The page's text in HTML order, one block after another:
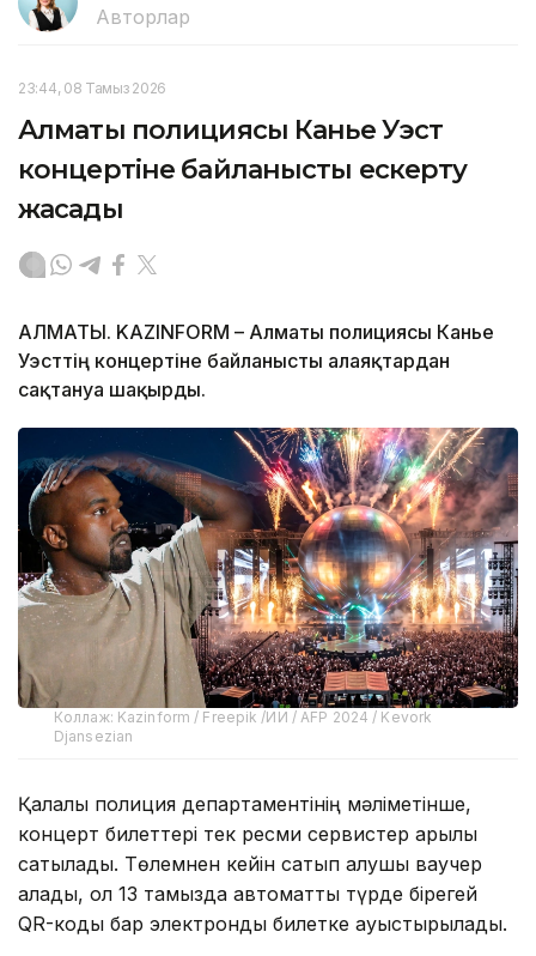
Авторлар
23:44, 08 Тамыз 2026
Алматы полициясы Канье Уэст
концертіне байланысты ескерту
жасады
АЛМАТЫ. KAZINFORM – Алматы полициясы Канье
Уэсттің концертіне байланысты алаяқтардан
сақтануға шақырды.
Коллаж: Kazinform / Freepik /ИИ / AFP 2024 / Kevork
Djansezian
Қалалық полиция департаментінің мәліметінше,
концерт билеттері тек ресми сервистер арқылы
сатылады. Төлемнен кейін сатып алушы ваучер
алады, ол 13 тамызда автоматты түрде бірегей
QR-коды бар электронды билетке ауыстырылады.